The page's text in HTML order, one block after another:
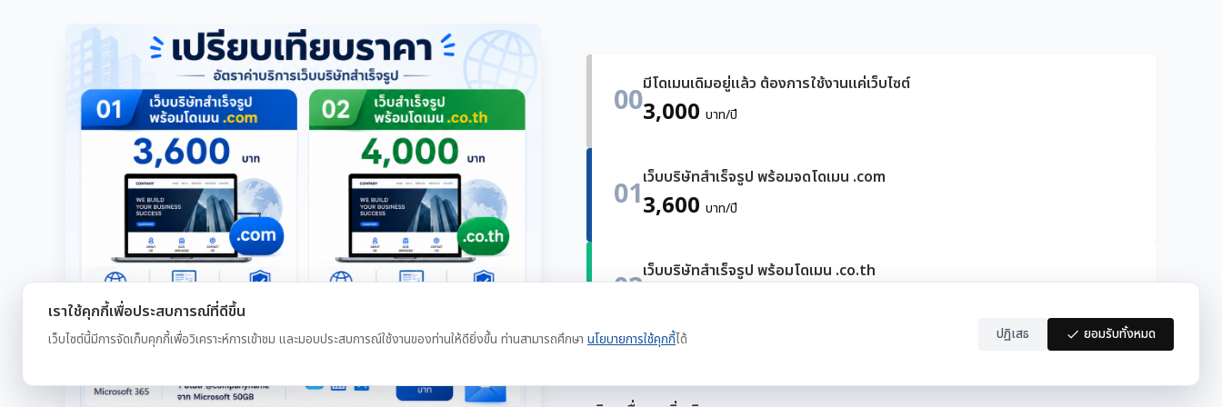
00มีโดเมนเดิมอยู่แล้ว ต้องการใช้งานแค่เว็บไซต์
3,000 บาท/ปี
01เว็บบริษัทสำเร็จรูป พร้อมจดโดเมน .com
3,600 บาท/ปี
02เว็บบริษัทสำเร็จรูป พร้อมโดเมน .co.th
เราใช้คุกกี้เพื่อประสบการณ์ที่ดีขึ้น
เว็บไซต์นี้มีการจัดเก็บคุกกี้เพื่อวิเคราะห์การเข้าชม และมอบประสบการณ์ใช้งานของท่านให้ดียิ่งขึ้น ท่านสามารถศึกษา นโยบายการใช้คุกกี้ได้ ปฏิเสธ ยอมรับทั้งหมด